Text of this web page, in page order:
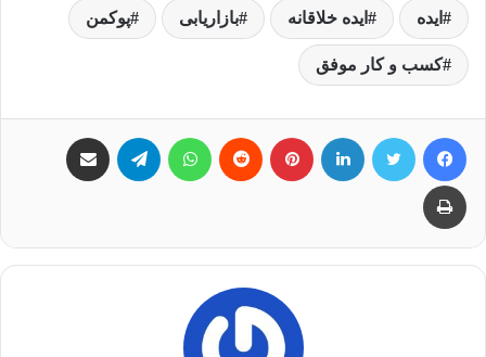
ایده ایده خلاقانه بازاریابی پوکمن
کسب و کار موفق
فیس بوک توییتر لینکدین ‫پین‌ترست ‫رددیت تلگرام
چاپ